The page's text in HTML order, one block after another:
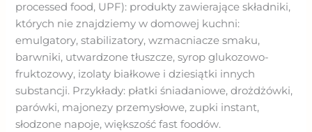
processed food, UPF): produkty zawierające składniki,
których nie znajdziemy w domowej kuchni:
emulgatory, stabilizatory, wzmacniacze smaku,
barwniki, utwardzone tłuszcze, syrop glukozowo-
fruktozowy, izolaty białkowe i dziesiątki innych
substancji. Przykłady: płatki śniadaniowe, drożdżówki,
parówki, majonezy przemysłowe, zupki instant,
słodzone napoje, większość fast foodów.